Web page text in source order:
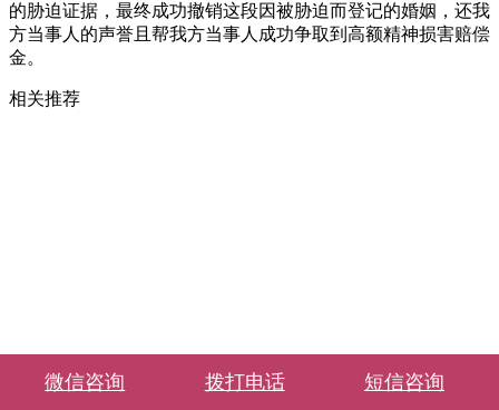
的胁迫证据，最终成功撤销这段因被胁迫而登记的婚姻，还我
方当事人的声誉且帮我方当事人成功争取到高额精神损害赔偿
金。
相关推荐
微信咨询 拨打电话 短信咨询